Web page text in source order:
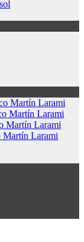
Martín Larami
Martín Larami
Martín Larami
Martín Larami